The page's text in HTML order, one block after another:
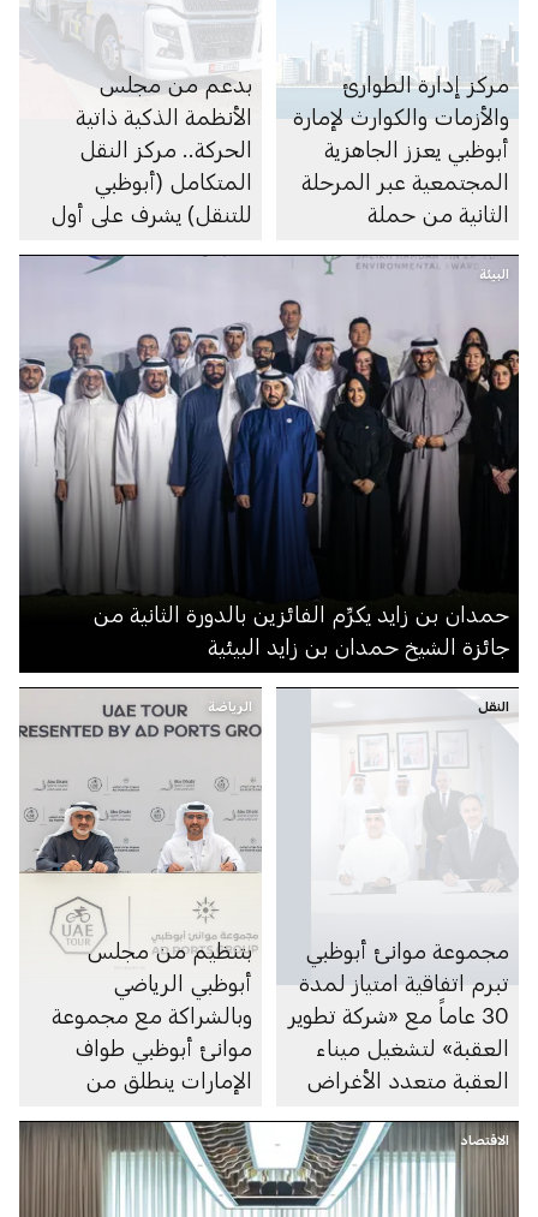
مركز إدارة الطوارئ
والأزمات والكوارث لإمارة
أبوظبي يعزز الجاهزية
المجتمعية عبر المرحلة
الثانية من حملة
مع الشركاء
بدعم من مجلس
الأنظمة الذكية ذاتية
الحركة.. مركز النقل
المتكامل (أبوظبي
للتنقل) يشرف على أول
منطقة الشرق الأوسط
شاحنات ذاتية القيادة
للنقل اللوجستي
البيئة
حمدان بن زايد يكرِّم الفائزين بالدورة الثانية من
جائزة الشيخ حمدان بن زايد البيئية
النقل
مجموعة موانئ أبوظبي
تبرم اتفاقية امتياز لمدة
30 عاماً مع «شركة تطوير
العقبة» لتشغيل ميناء
العقبة متعدد الأغراض
الرياضة
بتنظيم من مجلس
أبوظبي الرياضي
وبالشراكة مع مجموعة
موانئ أبوظبي طواف
الإمارات ينطلق من
الاقتصاد